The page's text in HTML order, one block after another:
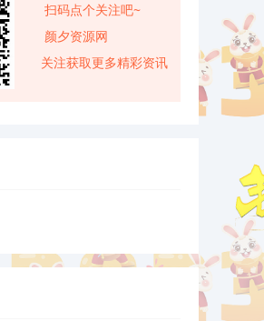
扫码点个关注吧~
颜夕资源网
关注获取更多精彩资讯